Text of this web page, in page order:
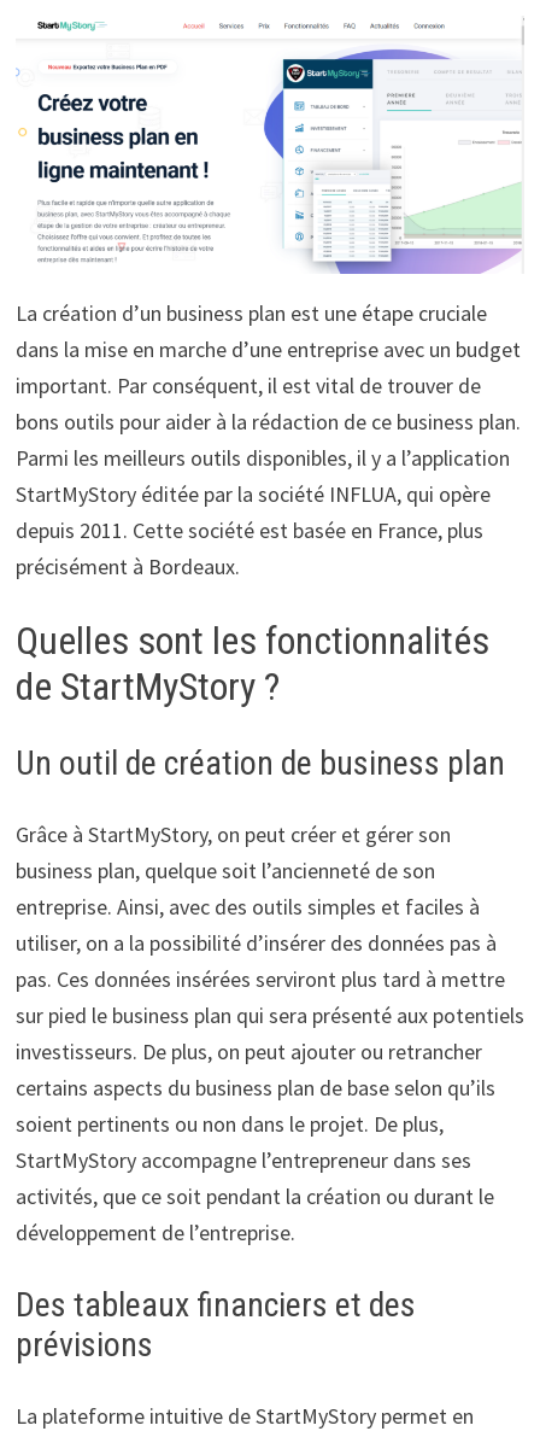
La création d’un business plan est une étape cruciale
dans la mise en marche d’une entreprise avec un budget
important. Par conséquent, il est vital de trouver de
bons outils pour aider à la rédaction de ce business plan.
Parmi les meilleurs outils disponibles, il y a l’application
StartMyStory éditée par la société INFLUA, qui opère
depuis 2011. Cette société est basée en France, plus
précisément à Bordeaux.
Quelles sont les fonctionnalités
de StartMyStory ?
Un outil de création de business plan
Grâce à StartMyStory, on peut créer et gérer son
business plan, quelque soit l’ancienneté de son
entreprise. Ainsi, avec des outils simples et faciles à
utiliser, on a la possibilité d’insérer des données pas à
pas. Ces données insérées serviront plus tard à mettre
sur pied le business plan qui sera présenté aux potentiels
investisseurs. De plus, on peut ajouter ou retrancher
certains aspects du business plan de base selon qu’ils
soient pertinents ou non dans le projet. De plus,
StartMyStory accompagne l’entrepreneur dans ses
activités, que ce soit pendant la création ou durant le
développement de l’entreprise.
Des tableaux financiers et des
prévisions
La plateforme intuitive de StartMyStory permet en